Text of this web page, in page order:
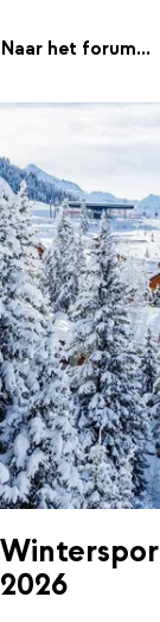
Naar het forum...
2026